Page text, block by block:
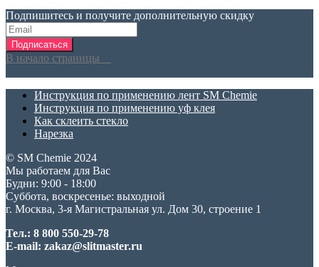
Подпишитесь и получите дополнительную скидку
Подписаться
В начало страницы
Инструкция по применению лент SM Chemie
Инструкция по применению уф клея
Как склеить стекло
Нарезка
© SM Chemie 2024
Мы работаем для Вас
Будни: 9:00 - 18:00
Суббота, воскресенье: выходной
г. Москва, 3-я Магистральная ул. Дом 30, строение 1
Тел.: 8 800 550-29-78
E-mail: zakaz@slitmaster.ru